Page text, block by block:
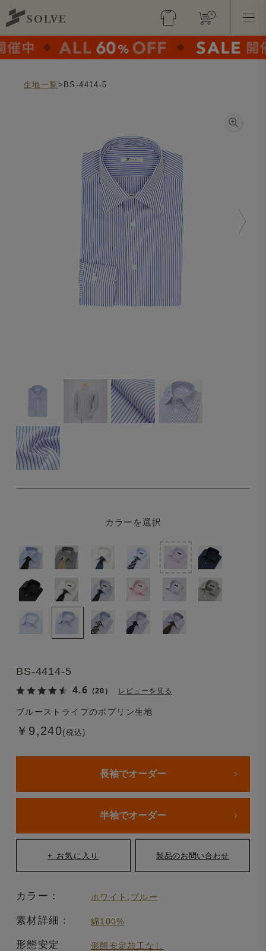
生地一覧 >BS-4414-5
BS-4414-5
4.6 （20） レビューを見る
ブルーストライプのポプリン生地
￥9,240(税込)
カラーを選択
長袖でオーダー
半袖でオーダー
カラー： ホワイト ブルー
素材詳細： 綿100%
形態安定
形態安定加工なし